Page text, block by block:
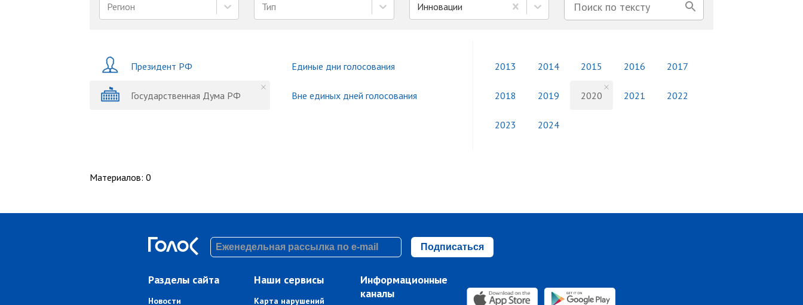
Регион Тип Инновации
Президент РФ
Государственная Дума РФ
Единые дни голосования
Вне единых дней голосования
2013 2014 2015 2016 2017
2018 2019 2020 2021 2022
2023 2024
Материалов: 0
Подписаться
Разделы сайта
Новости
Наши сервисы
Карта нарушений
Информационные
каналы